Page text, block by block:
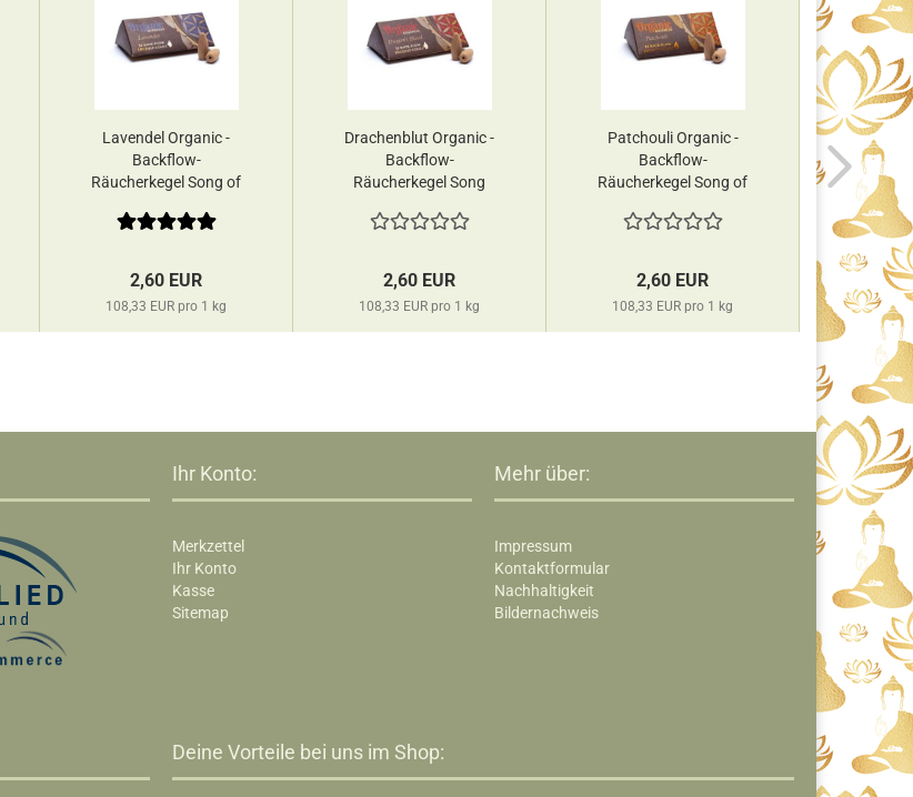
Lavendel Organic -
Backflow-
Räucherkegel Song of
2,60 EUR
108,33 EUR pro 1 kg
Drachenblut Organic -
Backflow-
Räucherkegel Song
2,60 EUR
108,33 EUR pro 1 kg
Patchouli Organic -
Backflow-
Räucherkegel Song of
2,60 EUR
108,33 EUR pro 1 kg 23,06
Ihr Konto:
Merkzettel
Ihr Konto
Kasse
Sitemap
Mehr über:
Impressum
Kontaktformular
Nachhaltigkeit
Bildernachweis
Deine Vorteile bei uns im Shop:​